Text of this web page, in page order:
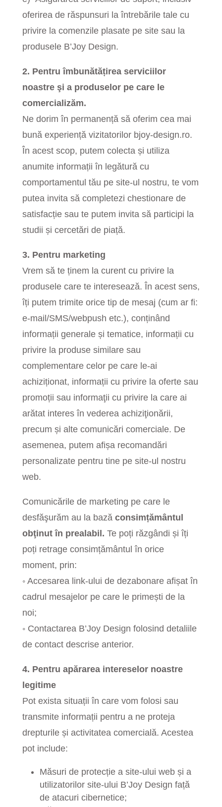
oferirea de răspunsuri la întrebările tale cu
privire la comenzile plasate pe site sau la
produsele B’Joy Design.
2. Pentru îmbunătățirea serviciilor
noastre şi a produselor pe care le
comercializăm.
Ne dorim în permanență să oferim cea mai
bună experiență vizitatorilor bjoy-design.ro.
În acest scop, putem colecta și utiliza
anumite informații în legătură cu
comportamentul tău pe site-ul nostru, te vom
putea invita să completezi chestionare de
satisfacție sau te putem invita să participi la
studii și cercetări de piață.
3. Pentru marketing
Vrem să te ținem la curent cu privire la
produsele care te interesează. În acest sens,
îți putem trimite orice tip de mesaj (cum ar fi:
e-mail/SMS/webpush etc.), conținând
informații generale și tematice, informații cu
privire la produse similare sau
complementare celor pe care le-ai
achiziționat, informații cu privire la oferte sau
promoții sau informaţii cu privire la care ai
arătat interes în vederea achiziţionării,
precum și alte comunicări comerciale. De
asemenea, putem afișa recomandări
personalizate pentru tine pe site-ul nostru
web.
Comunicările de marketing pe care le
desfăşurăm au la bază consimțământul
obţinut în prealabil. Te poți răzgândi și îți
poți retrage consimțământul în orice
moment, prin:
◦ Accesarea link-ului de dezabonare afișat în
cadrul mesajelor pe care le primești de la
noi;
◦ Contactarea B’Joy Design folosind detaliile
de contact descrise anterior.
4. Pentru apărarea intereselor noastre
legitime
Pot exista situații în care vom folosi sau
transmite informații pentru a ne proteja
drepturile și activitatea comercială. Acestea
pot include:
Măsuri de protecție a site-ului web și a
utilizatorilor site-ului B’Joy Design față
de atacuri cibernetice;